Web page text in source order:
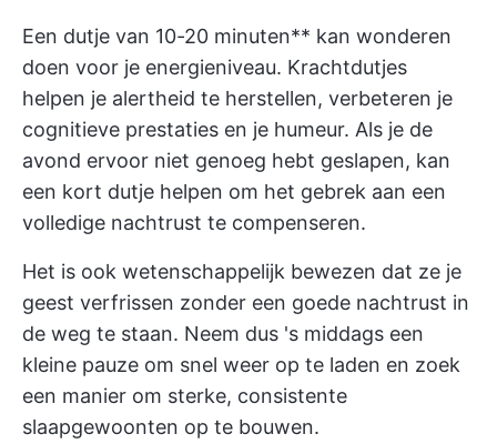
Een dutje van 10-20 minuten** kan wonderen
doen voor je energieniveau. Krachtdutjes
helpen je alertheid te herstellen, verbeteren je
cognitieve prestaties en je humeur. Als je de
avond ervoor niet genoeg hebt geslapen, kan
een kort dutje helpen om het gebrek aan een
volledige nachtrust te compenseren.
Het is ook wetenschappelijk bewezen dat ze je
geest verfrissen zonder een goede nachtrust in
de weg te staan. Neem dus 's middags een
kleine pauze om snel weer op te laden en zoek
een manier om sterke, consistente
slaapgewoonten op te bouwen.